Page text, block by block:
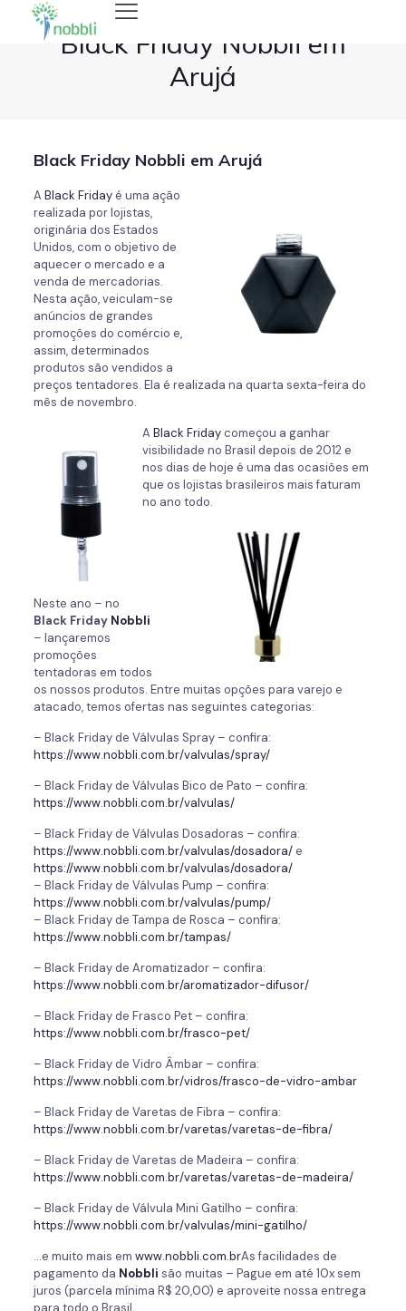
Black Friday Nobbli em
Arujá
Black Friday Nobbli em Arujá
A Black Fridayé uma ação
realizada por lojistas,
originária dos Estados
Unidos, com o objetivo de
aquecer o mercado e a
venda de mercadorias.
Nesta ação, veiculam-se
anúncios de grandes
promoções do comércio e,
assim, determinados
produtos são vendidos a
preços tentadores. Ela é realizada na quarta sexta-feira do
mês de novembro.
A Black Fridaycomeçou a ganhar
visibilidade no Brasil depois de 2012 e
nos dias de hoje é uma das ocasiões em
que os lojistas brasileiros mais faturam
no ano todo.
Neste ano – no
Black Friday Nobbli
– lançaremos
promoções
tentadoras em todos
os nossos produtos. Entre muitas opções para varejo e
atacado, temos ofertas nas seguintes categorias:
– Black Friday de Válvulas Spray – confira:
https://www.nobbli.com.br/valvulas/spray/
– Black Friday de Válvulas Bico de Pato – confira:
https://www.nobbli.com.br/valvulas/
– Black Friday de Válvulas Dosadoras – confira:
https://www.nobbli.com.br/valvulas/dosadora/e
https://www.nobbli.com.br/valvulas/dosadora/
– Black Friday de Válvulas Pump – confira:
https://www.nobbli.com.br/valvulas/pump/
– Black Friday de Tampa de Rosca – confira:
https://www.nobbli.com.br/tampas/
– Black Friday de Aromatizador – confira:
https://www.nobbli.com.br/aromatizador-difusor/
– Black Friday de Frasco Pet – confira:
https://www.nobbli.com.br/frasco-pet/
– Black Friday de Vidro Âmbar – confira:
https://www.nobbli.com.br/vidros/frasco-de-vidro-ambar
– Black Friday de Varetas de Fibra – confira:
https://www.nobbli.com.br/varetas/varetas-de-fibra/
– Black Friday de Varetas de Madeira – confira:
https://www.nobbli.com.br/varetas/varetas-de-madeira/
– Black Friday de Válvula Mini Gatilho – confira:
https://www.nobbli.com.br/valvulas/mini-gatilho/
…e muito mais em www.nobbli.com.brAs facilidades de
pagamento da Nobbli são muitas – Pague em até 10x sem
juros (parcela mínima R$ 20,00) e aproveite nossa entrega
para todo o Brasil.